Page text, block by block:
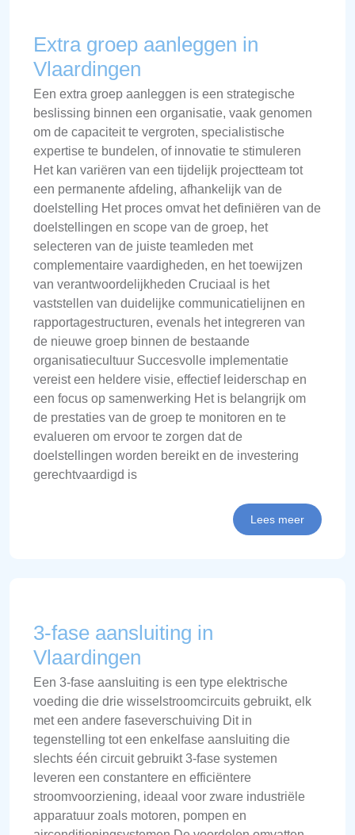
Extra groep aanleggen in
Vlaardingen
Een extra groep aanleggen is een strategische
beslissing binnen een organisatie, vaak genomen
om de capaciteit te vergroten, specialistische
expertise te bundelen, of innovatie te stimuleren
Het kan variëren van een tijdelijk projectteam tot
een permanente afdeling, afhankelijk van de
doelstelling Het proces omvat het definiëren van de
doelstellingen en scope van de groep, het
selecteren van de juiste teamleden met
complementaire vaardigheden, en het toewijzen
van verantwoordelijkheden Cruciaal is het
vaststellen van duidelijke communicatielijnen en
rapportagestructuren, evenals het integreren van
de nieuwe groep binnen de bestaande
organisatiecultuur Succesvolle implementatie
vereist een heldere visie, effectief leiderschap en
een focus op samenwerking Het is belangrijk om
de prestaties van de groep te monitoren en te
evalueren om ervoor te zorgen dat de
doelstellingen worden bereikt en de investering
gerechtvaardigd is
Lees meer
3-fase aansluiting in
Vlaardingen
Een 3-fase aansluiting is een type elektrische
voeding die drie wisselstroomcircuits gebruikt, elk
met een andere faseverschuiving Dit in
tegenstelling tot een enkelfase aansluiting die
slechts één circuit gebruikt 3-fase systemen
leveren een constantere en efficiëntere
stroomvoorziening, ideaal voor zware industriële
apparatuur zoals motoren, pompen en